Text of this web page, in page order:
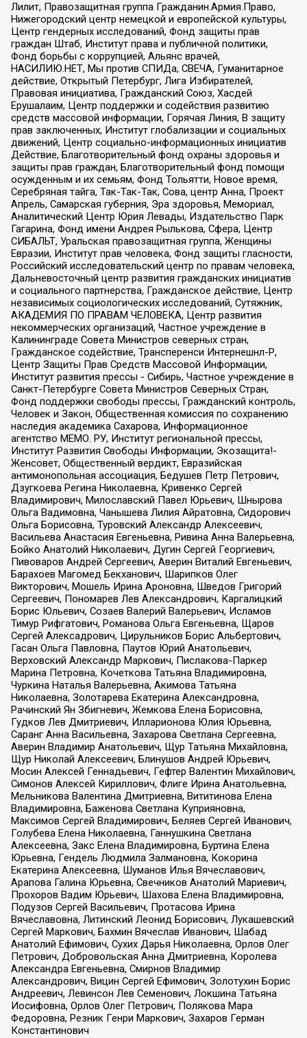
Лилит, Правозащитная группа Гражданин.Армия.Право,
Нижегородский центр немецкой и европейской культуры,
Центр гендерных исследований, Фонд защиты прав
граждан Штаб, Институт права и публичной политики,
Фонд борьбы с коррупцией, Альянс врачей,
НАСИЛИЮ.НЕТ, Мы против СПИДа, СВЕЧА, Гуманитарное
действие, Открытый Петербург, Лига Избирателей,
Правовая инициатива, Гражданский Союз, Хасдей
Ерушалаим, Центр поддержки и содействия развитию
средств массовой информации, Горячая Линия, В защиту
прав заключенных, Институт глобализации и социальных
движений, Центр социально-информационных инициатив
Действие, Благотворительный фонд охраны здоровья и
защиты прав граждан, Благотворительный фонд помощи
осужденным и их семьям, Фонд Тольятти, Новое время,
Серебряная тайга, Так-Так-Так, Сова, центр Анна, Проект
Апрель, Самарская губерния, Эра здоровья, Мемориал,
Аналитический Центр Юрия Левады, Издательство Парк
Гагарина, Фонд имени Андрея Рылькова, Сфера, Центр
СИБАЛЬТ, Уральская правозащитная группа, Женщины
Евразии, Институт прав человека, Фонд защиты гласности,
Российский исследовательский центр по правам человека,
Дальневосточный центр развития гражданских инициатив
и социального партнерства, Гражданское действие, Центр
независимых социологических исследований, Сутяжник,
АКАДЕМИЯ ПО ПРАВАМ ЧЕЛОВЕКА, Центр развития
некоммерческих организаций, Частное учреждение в
Калининграде Совета Министров северных стран,
Гражданское содействие, Трансперенси Интернешнл-Р,
Центр Защиты Прав Средств Массовой Информации,
Институт развития прессы - Сибирь, Частное учреждение в
Санкт-Петербурге Совета Министров Северных Стран,
Фонд поддержки свободы прессы, Гражданский контроль,
Человек и Закон, Общественная комиссия по сохранению
наследия академика Сахарова, Информационное
агентство МЕМО. РУ, Институт региональной прессы,
Институт Развития Свободы Информации, Экозащита!-
Женсовет, Общественный вердикт, Евразийская
антимонопольная ассоциация, Бедушев Петр Петрович,
Дзугкоева Регина Николаевна, Кривенко Сергей
Владимирович, Милославский Павел Юрьевич, Шнырова
Ольга Вадимовна, Чанышева Лилия Айратовна, Сидорович
Ольга Борисовна, Туровский Александр Алексеевич,
Васильева Анастасия Евгеньевна, Ривина Анна Валерьевна,
Бойко Анатолий Николаевич, Дугин Сергей Георгиевич,
Пивоваров Андрей Сергеевич, Аверин Виталий Евгеньевич,
Барахоев Магомед Бекханович, Шарипков Олег
Викторович, Мошель Ирина Ароновна, Шведов Григорий
Сергеевич, Пономарев Лев Александрович, Каргалицкий
Борис Юльевич, Созаев Валерий Валерьевич, Исламов
Тимур Рифгатович, Романова Ольга Евгеньевна, Щаров
Сергей Алексадрович, Цирульников Борис Альбертович,
Гасан Ольга Павловна, Паутов Юрий Анатольевич,
Верховский Александр Маркович, Пислакова-Паркер
Марина Петровна, Кочеткова Татьяна Владимировна,
Чуркина Наталья Валерьевна, Акимова Татьяна
Николаевна, Золотарева Екатерина Александровна,
Рачинский Ян Збигневич, Жемкова Елена Борисовна,
Гудков Лев Дмитриевич, Илларионова Юлия Юрьевна,
Саранг Анна Васильевна, Захарова Светлана Сергеевна,
Аверин Владимир Анатольевич, Щур Татьяна Михайловна,
Щур Николай Алексеевич, Блинушов Андрей Юрьевич,
Мосин Алексей Геннадьевич, Гефтер Валентин Михайлович,
Симонов Алексей Кириллович, Флиге Ирина Анатольевна,
Мельникова Валентина Дмитриевна, Вититинова Елена
Владимировна, Баженова Светлана Куприяновна,
Максимов Сергей Владимирович, Беляев Сергей Иванович,
Голубева Елена Николаевна, Ганнушкина Светлана
Алексеевна, Закс Елена Владимировна, Буртина Елена
Юрьевна, Гендель Людмила Залмановна, Кокорина
Екатерина Алексеевна, Шуманов Илья Вячеславович,
Арапова Галина Юрьевна, Свечников Анатолий Мариевич,
Прохоров Вадим Юрьевич, Шахова Елена Владимировна,
Подузов Сергей Васильевич, Протасова Ирина
Вячеславовна, Литинский Леонид Борисович, Лукашевский
Сергей Маркович, Бахмин Вячеслав Иванович, Шабад
Анатолий Ефимович, Сухих Дарья Николаевна, Орлов Олег
Петрович, Добровольская Анна Дмитриевна, Королева
Александра Евгеньевна, Смирнов Владимир
Александрович, Вицин Сергей Ефимович, Золотухин Борис
Андреевич, Левинсон Лев Семенович, Локшина Татьяна
Иосифовна, Орлов Олег Петрович, Полякова Мара
Федоровна, Резник Генри Маркович, Захаров Герман
Константинович